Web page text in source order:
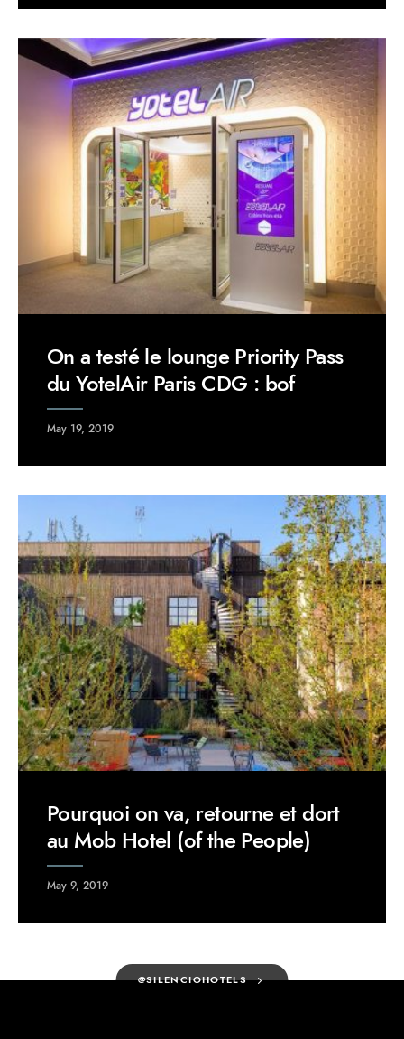
On a testé le lounge Priority Pass
du YotelAir Paris CDG : bof
May 19, 2019
Pourquoi on va, retourne et dort
au Mob Hotel (of the People)
May 9, 2019
@SILENCIOHOTELS